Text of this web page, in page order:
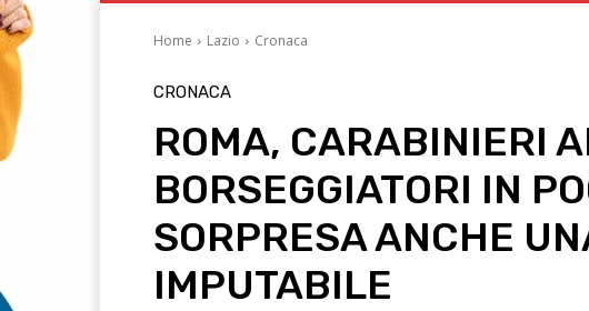
Home Lazio Cronaca
CRONACA
ROMA, CARABINIERI
BORSEGGIATORI IN
SORPRESA ANCHE
IMPUTABILE